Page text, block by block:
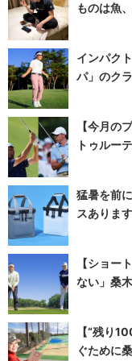
ものは魚
インパク
パ」のク
【今月の
トゥルー
猛暑を前
スありま
【ショー
ない」桑
【“残り
ぐために